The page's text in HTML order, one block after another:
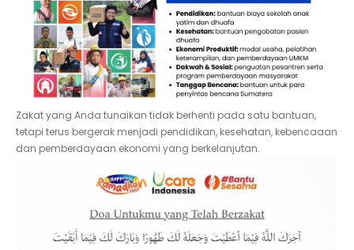
Zakat yang Anda tunaikan tidak berhenti pada satu bantuan,
tetapi terus bergerak menjadi pendidikan, kesehatan, kebencaaan
dan pemberdayaan ekonomi yang berkelanjutan.